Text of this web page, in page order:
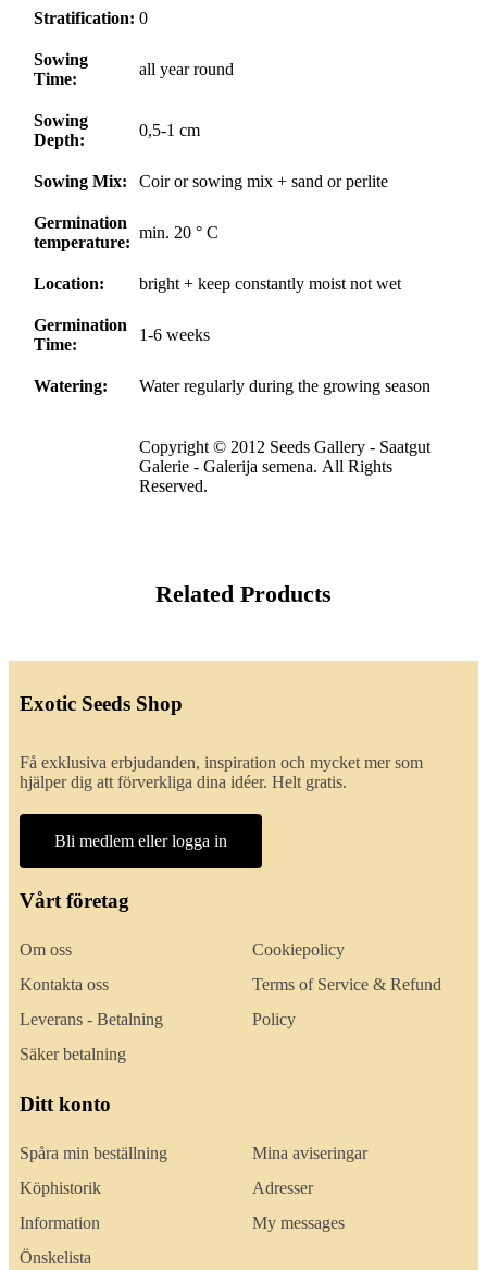
Stratification: 0
Sowing
Time:
all year round
Sowing
Depth:
0,5-1 cm
Sowing Mix: Coir or sowing mix + sand or perlite
Germination
temperature:
min. 20 ° C
Location: bright + keep constantly moist not wet
Germination
Time:
1-6 weeks
Watering: Water regularly during the growing season
Copyright © 2012 Seeds Gallery - Saatgut
Galerie - Galerija semena. All Rights
Reserved.
Related Products
Exotic Seeds Shop
Få exklusiva erbjudanden, inspiration och mycket mer som
hjälper dig att förverkliga dina idéer. Helt gratis.
Bli medlem eller logga in
Vårt företag
Om oss
Kontakta oss
Leverans - Betalning
Säker betalning
Cookiepolicy
Terms of Service & Refund
Policy
Ditt konto
Spåra min beställning
Köphistorik
Information
Önskelista
Mina aviseringar
Adresser
My messages